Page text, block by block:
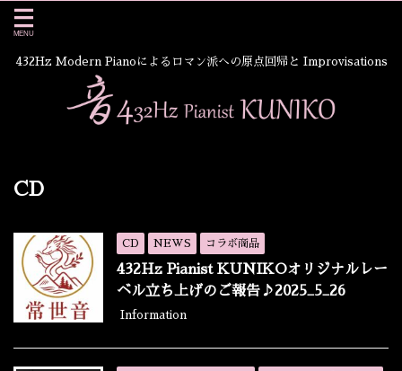
432Hz Modern Pianoによるロマン派への原点回帰と Improvisations
CD
CD NEWS コラボ商品
432Hz Pianist KUNIKOオリジナルレー
ベル立ち上げのご報告♪2025_5_26
Information